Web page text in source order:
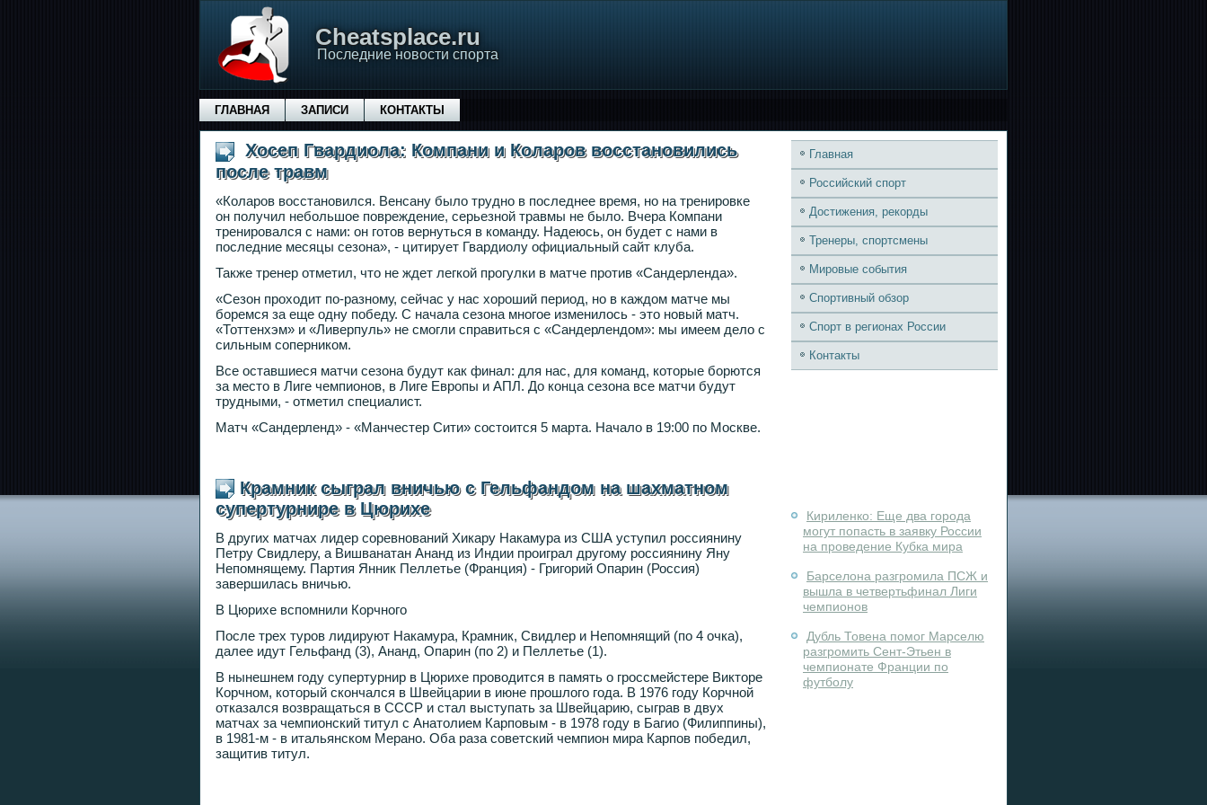
Сheatsplace.ru
Последние новости спорта
ГЛАВНАЯ ЗАПИСИ КОНТАКТЫ
Хосеп Гвардиола: Компани и Коларов восстановились
после травм
«Коларов восстановился. Венсану было трудно в последнее время, но на тренировке
он получил небольшое повреждение, серьезной травмы не было. Вчера Компани
тренировался с нами: он готов вернуться в команду. Надеюсь, он будет с нами в
последние месяцы сезона», - цитирует Гвардиолу официальный сайт клуба.
Также тренер отметил, что не ждет легкой прогулки в матче против «Сандерленда».
«Сезон проходит по-разному, сейчас у нас хороший период, но в каждом матче мы
боремся за еще одну победу. С начала сезона многое изменилось - это новый матч.
«Тоттенхэм» и «Ливерпуль» не смогли справиться с «Сандерлендом»: мы имеем дело с
сильным соперником.
Все оставшиеся матчи сезона будут как финал: для нас, для команд, которые борются
за место в Лиге чемпионов, в Лиге Европы и АПЛ. До конца сезона все матчи будут
трудными, - отметил специалист.
Матч «Сандерленд» - «Манчестер Сити» состоится 5 марта. Начало в 19:00 по Москве.
Крамник сыграл вничью с Гельфандом на шахматном
супертурнире в Цюрихе
В других матчах лидер соревнований Хикару Накамура из США уступил россиянину
Петру Свидлеру, а Вишванатан Ананд из Индии проиграл другому россиянину Яну
Непомнящему. Партия Янник Пеллетье (Франция) - Григорий Опарин (Россия)
завершилась вничью.
В Цюрихе вспомнили Корчного
После трех туров лидируют Накамура, Крамник, Свидлер и Непомнящий (по 4 очка),
далее идут Гельфанд (3), Ананд, Опарин (по 2) и Пеллетье (1).
В нынешнем году супертурнир в Цюрихе проводится в память о гроссмейстере Викторе
Корчном, который скончался в Швейцарии в июне прошлого года. В 1976 году Корчной
отказался возвращаться в СССР и стал выступать за Швейцарию, сыграв в двух
матчах за чемпионский титул с Анатолием Карповым - в 1978 году в Багио (Филиппины),
в 1981-м - в итальянском Мерано. Оба раза советский чемпион мира Карпов победил,
защитив титул.
Главная
Российский спорт
Достижения, рекорды
Тренеры, спортсмены
Мировые события
Спортивный обзор
Спорт в регионах России
Контакты
Кириленко: Еще два города
могут попасть в заявку России
на проведение Кубка мира
Барселона разгромила ПСЖ и
вышла в четвертьфинал Лиги
чемпионов
Дубль Товена помог Марселю
разгромить Сент-Этьен в
чемпионате Франции по
футболу